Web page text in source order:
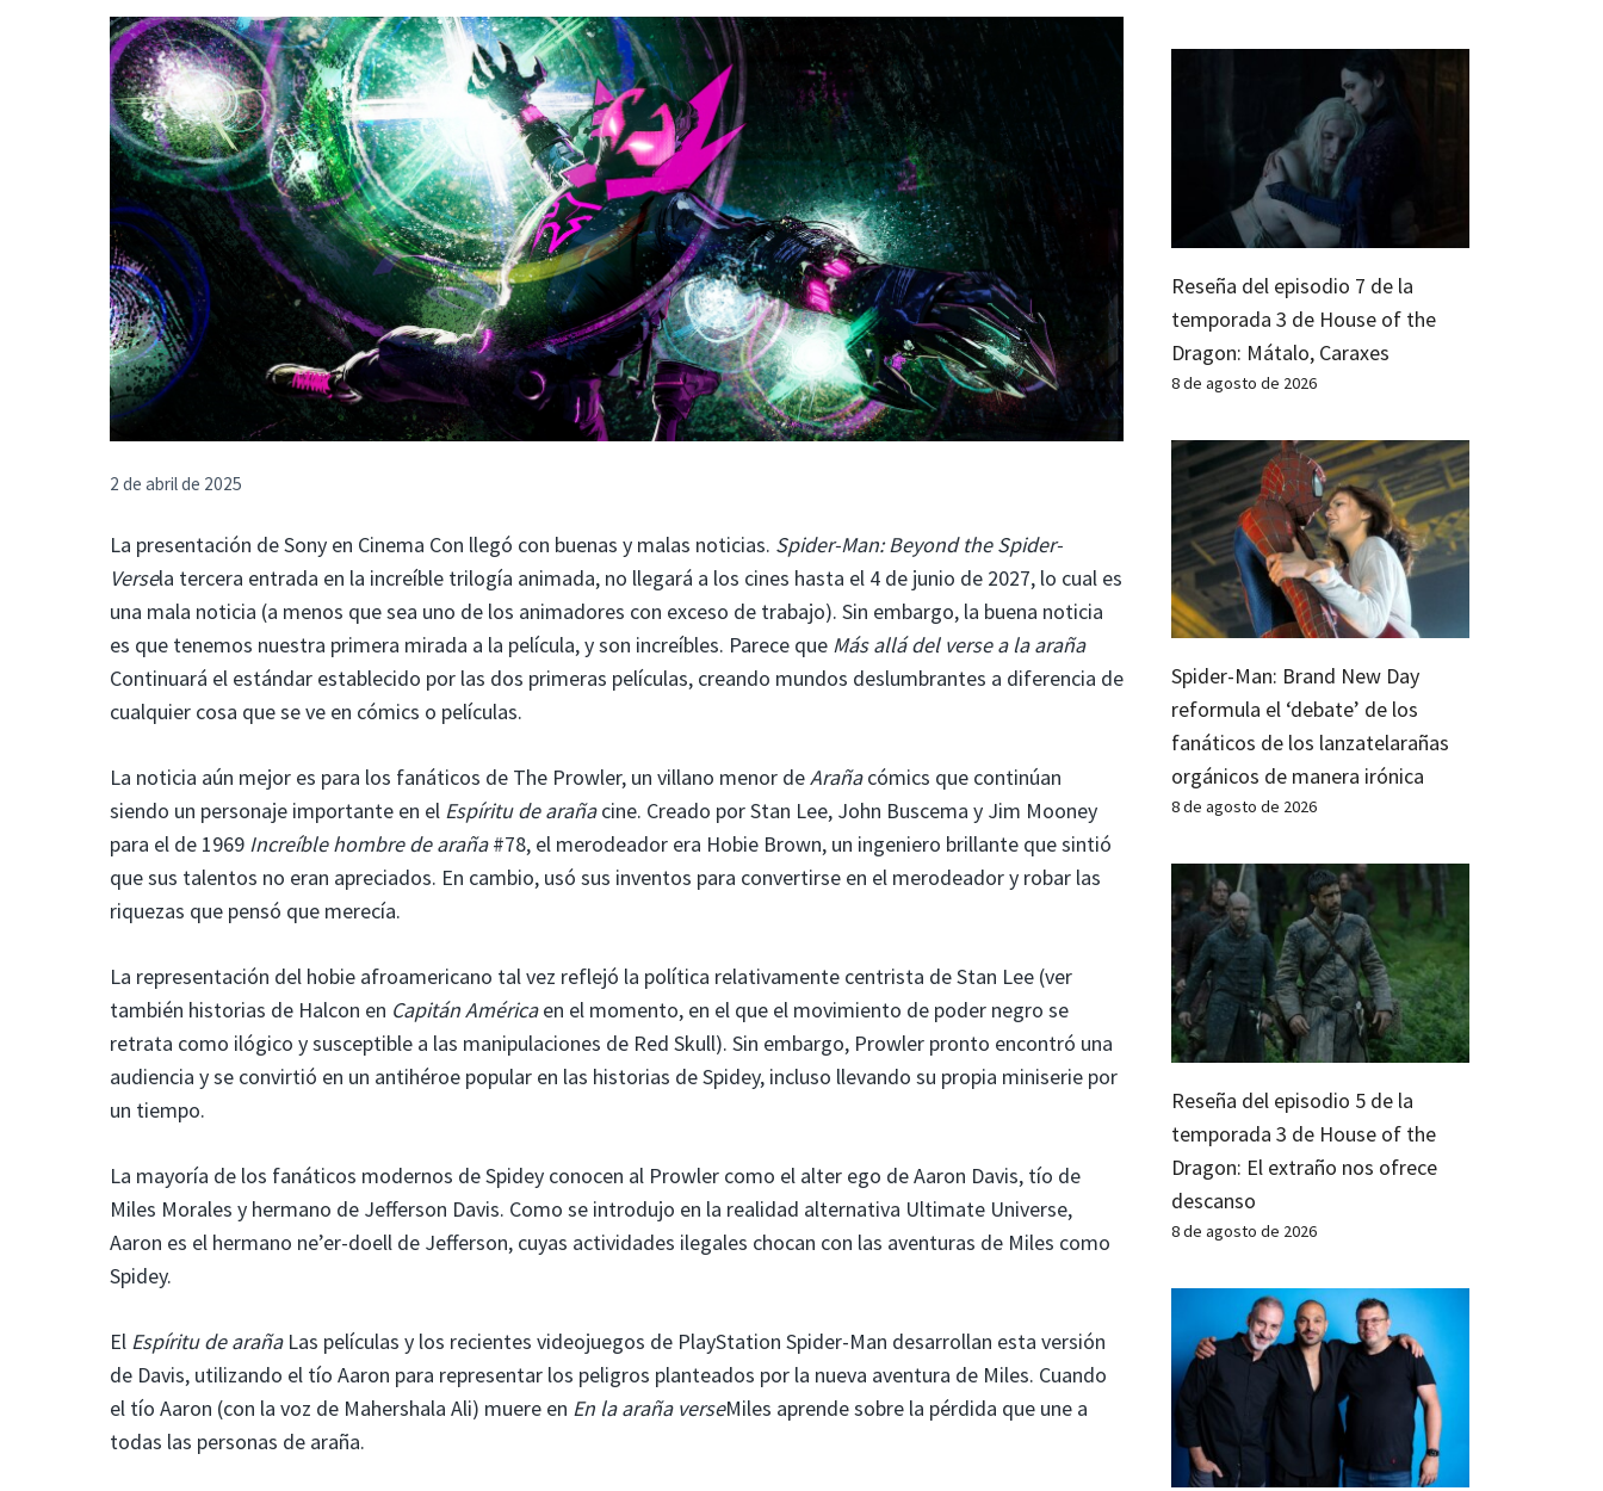
2 de abril de 2025
La presentación de Sony en Cinema Con llegó con buenas y malas noticias. Spider-Man: Beyond the Spider-
Versela tercera entrada en la increíble trilogía animada, no llegará a los cines hasta el 4 de junio de 2027, lo cual es
una mala noticia (a menos que sea uno de los animadores con exceso de trabajo). Sin embargo, la buena noticia
es que tenemos nuestra primera mirada a la película, y son increíbles. Parece que Más allá del verse a la araña
Continuará el estándar establecido por las dos primeras películas, creando mundos deslumbrantes a diferencia de
cualquier cosa que se ve en cómics o películas.
La noticia aún mejor es para los fanáticos de The Prowler, un villano menor deArañacómics que continúan
siendo un personaje importante en el Espíritu de arañacine. Creado por Stan Lee, John Buscema y Jim Mooney
para el de 1969 Increíble hombre de araña#78, el merodeador era Hobie Brown, un ingeniero brillante que sintió
que sus talentos no eran apreciados. En cambio, usó sus inventos para convertirse en el merodeador y robar las
riquezas que pensó que merecía.
La representación del hobie afroamericano tal vez reflejó la política relativamente centrista de Stan Lee (ver
también historias de Halcon en Capitán Américaen el momento, en el que el movimiento de poder negro se
retrata como ilógico y susceptible a las manipulaciones de Red Skull). Sin embargo, Prowler pronto encontró una
audiencia y se convirtió en un antihéroe popular en las historias de Spidey, incluso llevando su propia miniserie por
un tiempo.
La mayoría de los fanáticos modernos de Spidey conocen al Prowler como el alter ego de Aaron Davis, tío de
Miles Morales y hermano de Jefferson Davis. Como se introdujo en la realidad alternativa Ultimate Universe,
Aaron es el hermano ne’er-doell de Jefferson, cuyas actividades ilegales chocan con las aventuras de Miles como
Spidey.
El Espíritu de arañaLas películas y los recientes videojuegos de PlayStation Spider-Man desarrollan esta versión
de Davis, utilizando el tío Aaron para representar los peligros planteados por la nueva aventura de Miles. Cuando
el tío Aaron (con la voz de Mahershala Ali) muere en En la araña verseMiles aprende sobre la pérdida que une a
todas las personas de araña.
Reseña del episodio 7 de la
temporada 3 de House of the
Dragon: Mátalo, Caraxes
8 de agosto de 2026
Spider-Man: Brand New Day
reformula el ‘debate’ de los
fanáticos de los lanzatelarañas
orgánicos de manera irónica
8 de agosto de 2026
Reseña del episodio 5 de la
temporada 3 de House of the
Dragon: El extraño nos ofrece
descanso
8 de agosto de 2026